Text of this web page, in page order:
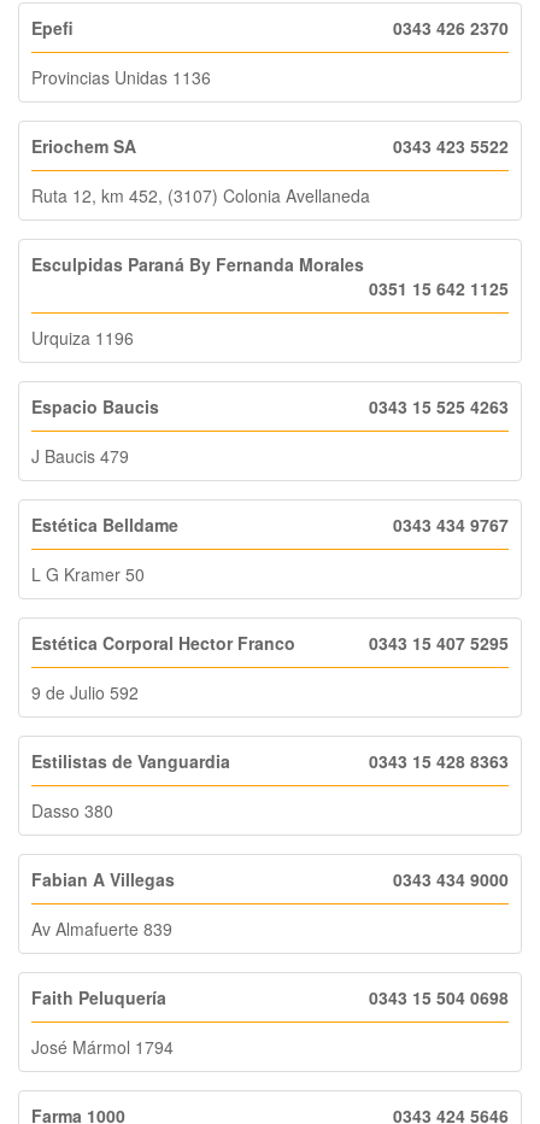
Epefi 0343 426 2370
Provincias Unidas 1136
Eriochem SA 0343 423 5522
Ruta 12, km 452, (3107) Colonia Avellaneda
Esculpidas Paraná By Fernanda Morales
0351 15 642 1125
Urquiza 1196
Espacio Baucis 0343 15 525 4263
J Baucis 479
Estética Belldame 0343 434 9767
L G Kramer 50
Estética Corporal Hector Franco 0343 15 407 5295
9 de Julio 592
Estilistas de Vanguardia 0343 15 428 8363
Dasso 380
Fabian A Villegas 0343 434 9000
Av Almafuerte 839
Faith Peluquería 0343 15 504 0698
José Mármol 1794
Farma 1000 0343 424 5646